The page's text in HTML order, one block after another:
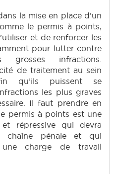
la mise en place d’un
le permis à points,
et de renforcer les
pour lutter contre
infractions.
de traitement au sein
qu’ils puissent se
les plus graves
Il faut prendre en
permis à points est une
et répressive qui devra
chaîne pénale et qui
une charge de travail